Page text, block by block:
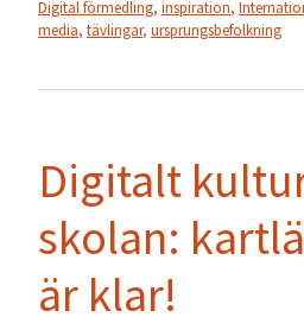
Digital förmedling, inspiration,
media, tävlingar, ursprungsbefolkning
Digitalt
skolan:
är klar!